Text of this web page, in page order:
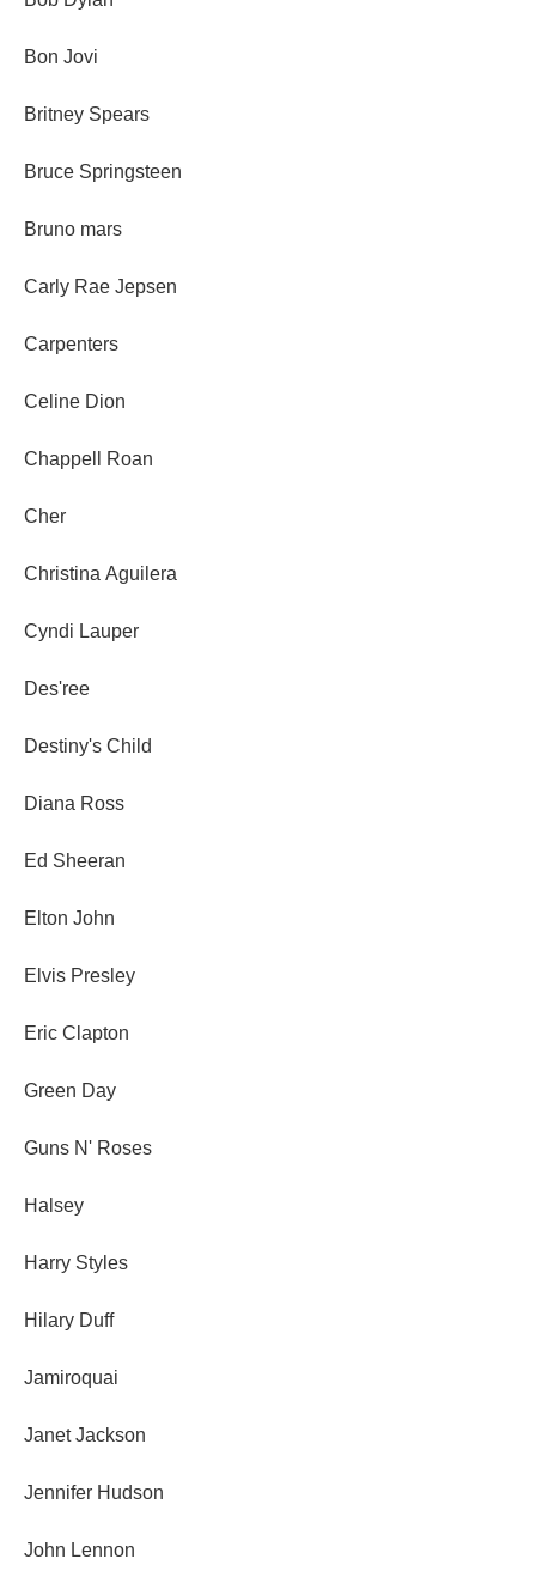
Bon Jovi
Britney Spears
Bruce Springsteen
Bruno mars
Carly Rae Jepsen
Carpenters
Celine Dion
Chappell Roan
Cher
Christina Aguilera
Cyndi Lauper
Des'ree
Destiny's Child
Diana Ross
Ed Sheeran
Elton John
Elvis Presley
Eric Clapton
Green Day
Guns N' Roses
Halsey
Harry Styles
Hilary Duff
Jamiroquai
Janet Jackson
Jennifer Hudson
John Lennon